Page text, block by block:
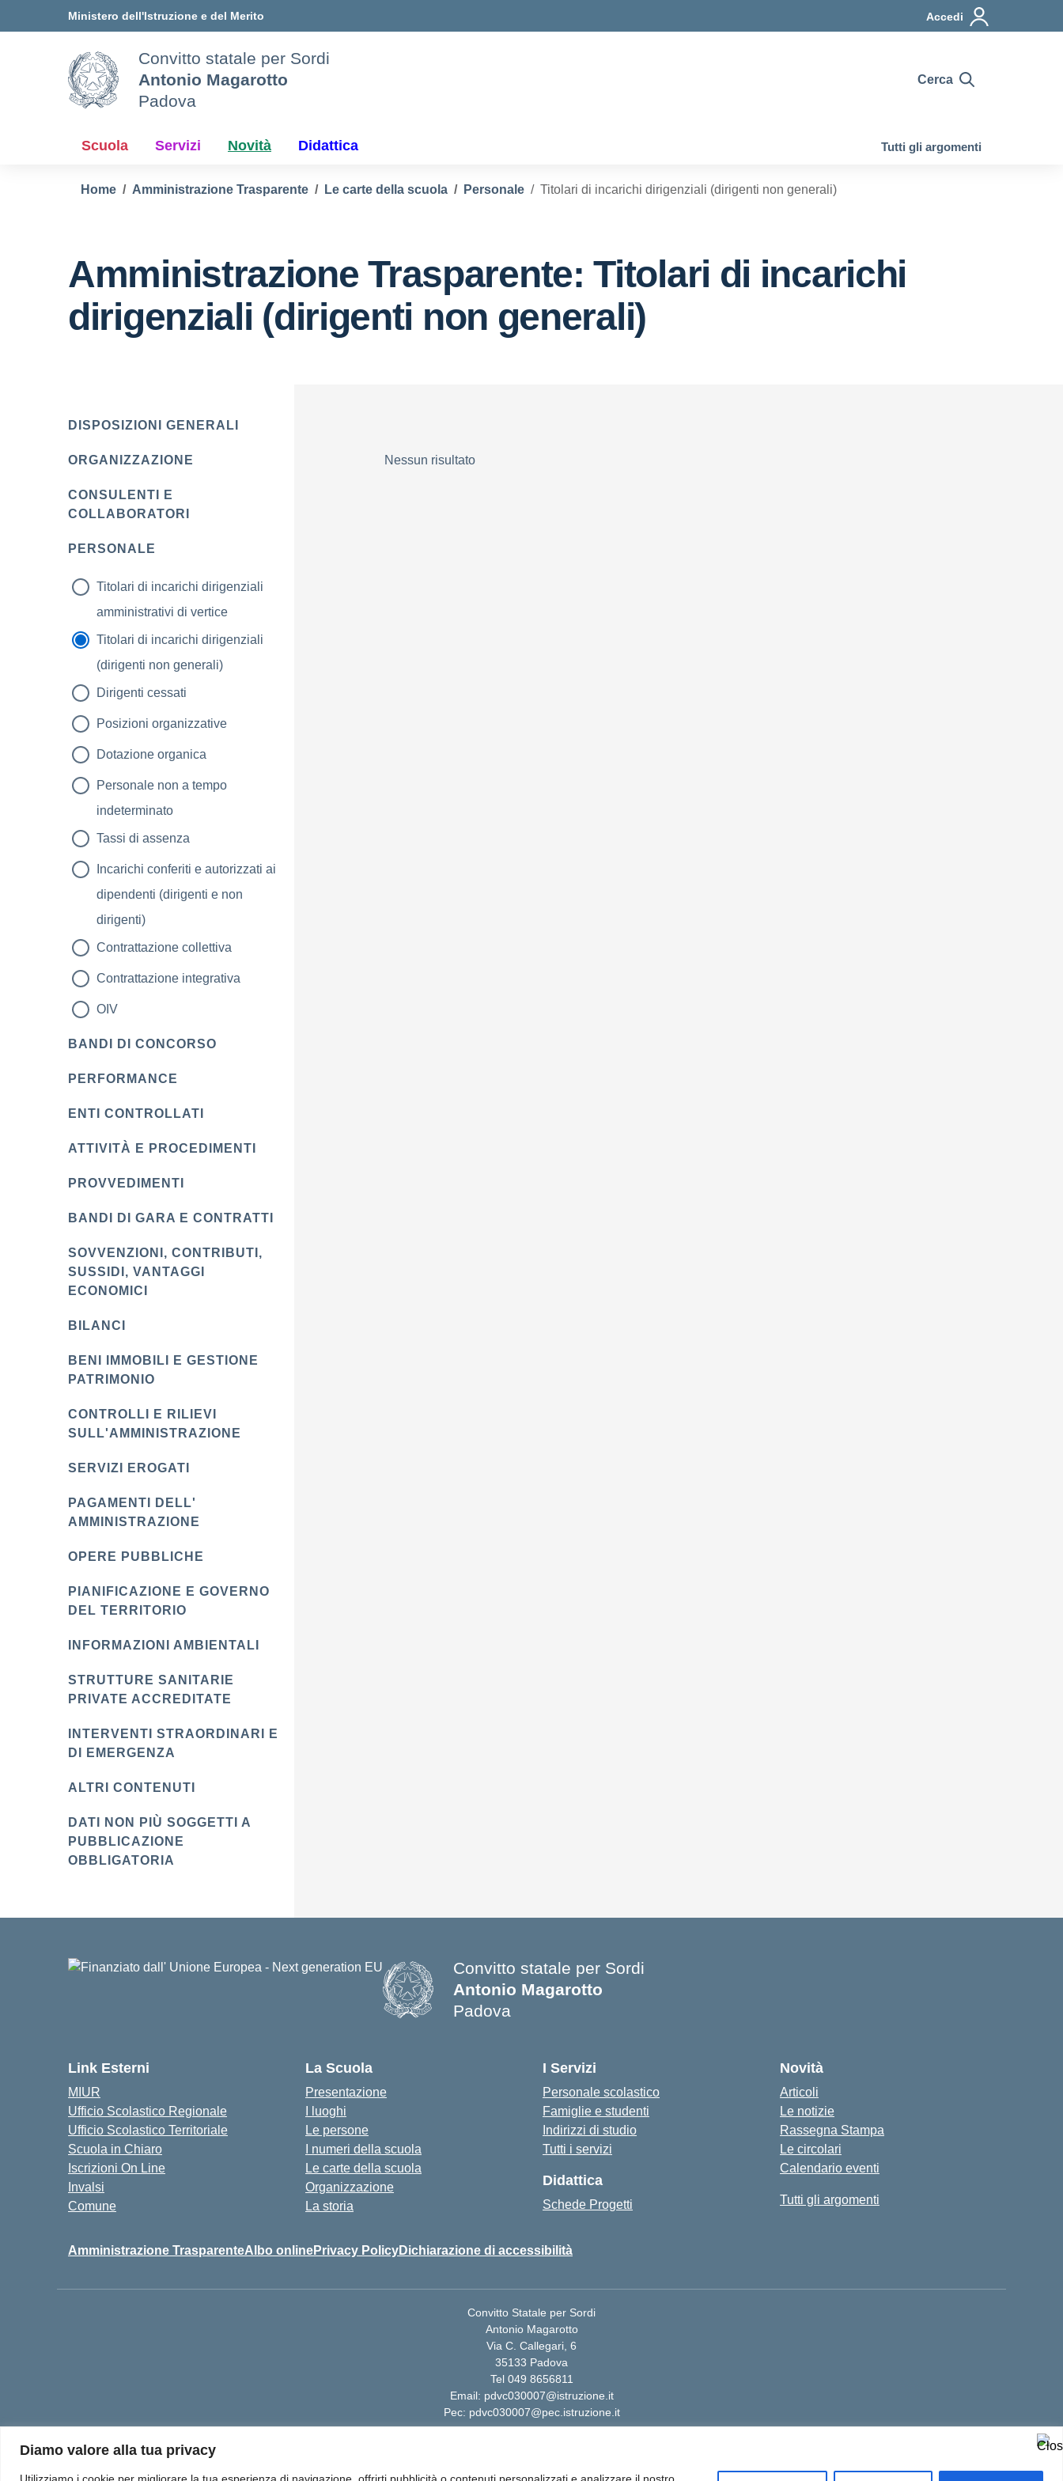
Diamo valore alla tua privacy
Utilizziamo i cookie per migliorare la tua esperienza di navigazione, offrirti pubblicità o contenuti personalizzati e analizzare il nostro
Ministero dell'Istruzione e del Merito Accedi
Convitto statale per Sordi
Antonio Magarotto
Padova
Cerca
Scuola Servizi Novità Didattica Tutti gli argomenti
Home Amministrazione Trasparente Le carte della scuola Personale Titolari di incarichi dirigenziali (dirigenti non generali)
Amministrazione Trasparente:Titolari di incarichi
dirigenziali (dirigenti non generali)
DISPOSIZIONI GENERALI
ORGANIZZAZIONE
CONSULENTI E
COLLABORATORI
PERSONALE
Titolari di incarichi dirigenziali
amministrativi di vertice
Titolari di incarichi dirigenziali
(dirigenti non generali)
Dirigenti cessati
Posizioni organizzative
Dotazione organica
Personale non a tempo
indeterminato
Tassi di assenza
Incarichi conferiti e autorizzati ai
dipendenti (dirigenti e non
dirigenti)
Contrattazione collettiva
Contrattazione integrativa
OIV
BANDI DI CONCORSO
PERFORMANCE
ENTI CONTROLLATI
ATTIVITÀ E PROCEDIMENTI
PROVVEDIMENTI
BANDI DI GARA E CONTRATTI
SOVVENZIONI, CONTRIBUTI,
SUSSIDI, VANTAGGI
ECONOMICI
BILANCI
BENI IMMOBILI E GESTIONE
PATRIMONIO
CONTROLLI E RILIEVI
SULL'AMMINISTRAZIONE
SERVIZI EROGATI
PAGAMENTI DELL'
AMMINISTRAZIONE
OPERE PUBBLICHE
PIANIFICAZIONE E GOVERNO
DEL TERRITORIO
INFORMAZIONI AMBIENTALI
STRUTTURE SANITARIE
PRIVATE ACCREDITATE
INTERVENTI STRAORDINARI E
DI EMERGENZA
ALTRI CONTENUTI
DATI NON PIÙ SOGGETTI A
PUBBLICAZIONE
OBBLIGATORIA
Nessun risultato
Convitto statale per Sordi
Antonio Magarotto
Padova
Link Esterni
MIUR
Ufficio Scolastico Regionale
Ufficio Scolastico Territoriale
Scuola in Chiaro
Iscrizioni On Line
Invalsi
Comune
La Scuola
Presentazione
I luoghi
Le persone
I numeri della scuola
Le carte della scuola
Organizzazione
La storia
I Servizi
Personale scolastico
Famiglie e studenti
Indirizzi di studio
Tutti i servizi
Didattica
Schede Progetti
Novità
Articoli
Le notizie
Rassegna Stampa
Le circolari
Calendario eventi
Tutti gli argomenti
Amministrazione TrasparenteAlbo onlinePrivacy PolicyDichiarazione di accessibilità
Convitto Statale per Sordi
Antonio Magarotto
Via C. Callegari, 6
35133 Padova
Tel 049 8656811
Email: pdvc030007@istruzione.it
Pec: pdvc030007@pec.istruzione.it